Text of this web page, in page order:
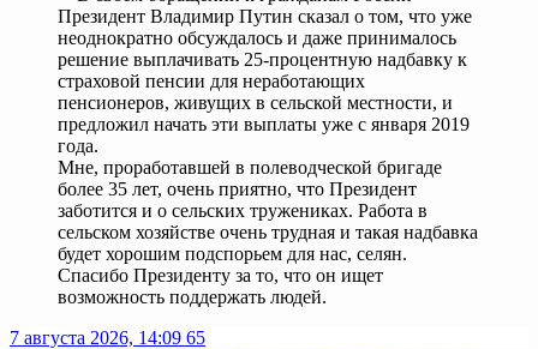
Президент Владимир Путин сказал о том, что уже
неоднократно обсуждалось и даже принималось
решение выплачивать 25-процентную надбавку к
страховой пенсии для неработающих
пенсионеров, живущих в сельской местности, и
предложил начать эти выплаты уже с января 2019
года.
Мне, проработавшей в полеводческой бригаде
более 35 лет, очень приятно, что Президент
заботится и о сельских тружениках. Работа в
сельском хозяйстве очень трудная и такая надбавка
будет хорошим подспорьем для нас, селян.
Спасибо Президенту за то, что он ищет
возможность поддержать людей.
7 августа 2026, 14:09 65